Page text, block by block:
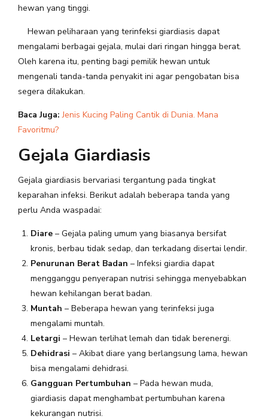
hewan yang tinggi.
Hewan peliharaan yang terinfeksi giardiasis dapat
mengalami berbagai gejala, mulai dari ringan hingga berat.
Oleh karena itu, penting bagi pemilik hewan untuk
mengenali tanda-tanda penyakit ini agar pengobatan bisa
segera dilakukan.
Baca Juga:Jenis Kucing Paling Cantik di Dunia. Mana
Favoritmu?
Gejala Giardiasis
Gejala giardiasis bervariasi tergantung pada tingkat
keparahan infeksi. Berikut adalah beberapa tanda yang
perlu Anda waspadai:
Diare – Gejala paling umum yang biasanya bersifat
kronis, berbau tidak sedap, dan terkadang disertai lendir.
Penurunan Berat Badan – Infeksi giardia dapat
mengganggu penyerapan nutrisi sehingga menyebabkan
hewan kehilangan berat badan.
Muntah – Beberapa hewan yang terinfeksi juga
mengalami muntah.
Letargi – Hewan terlihat lemah dan tidak berenergi.
Dehidrasi – Akibat diare yang berlangsung lama, hewan
bisa mengalami dehidrasi.
Gangguan Pertumbuhan – Pada hewan muda,
giardiasis dapat menghambat pertumbuhan karena
kekurangan nutrisi.